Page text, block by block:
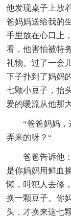
他发现桌子上放
爸妈妈送给我的
手里放在心口上
看，他害怕被特
礼物。过了一会
下子扑到了妈妈
七颗小豆子，抬
爱的暖流从他那
“爸爸妈妈
弄来的呀？“
爸爸告诉他
是你妈妈用鲜血
懒，叫犯人去修
换一颗豆子。你
头，才换来这七